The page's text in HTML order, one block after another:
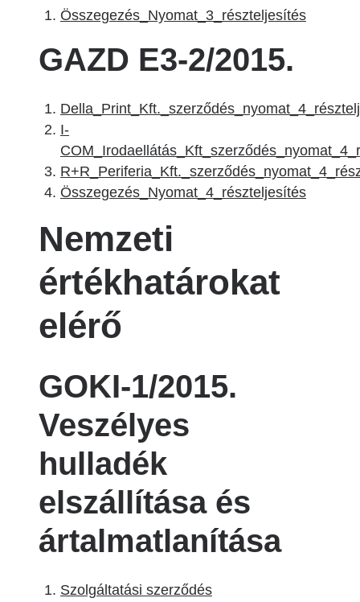
Összegezés_Nyomat_3_részteljesítés
GAZD E3-2/2015.
I-
Összegezés_Nyomat_4_részteljesítés
Nemzeti
értékhatárokat
elérő
GOKI-1/2015.
Veszélyes
hulladék
elszállítása és
ártalmatlanítása
Szolgáltatási szerződés